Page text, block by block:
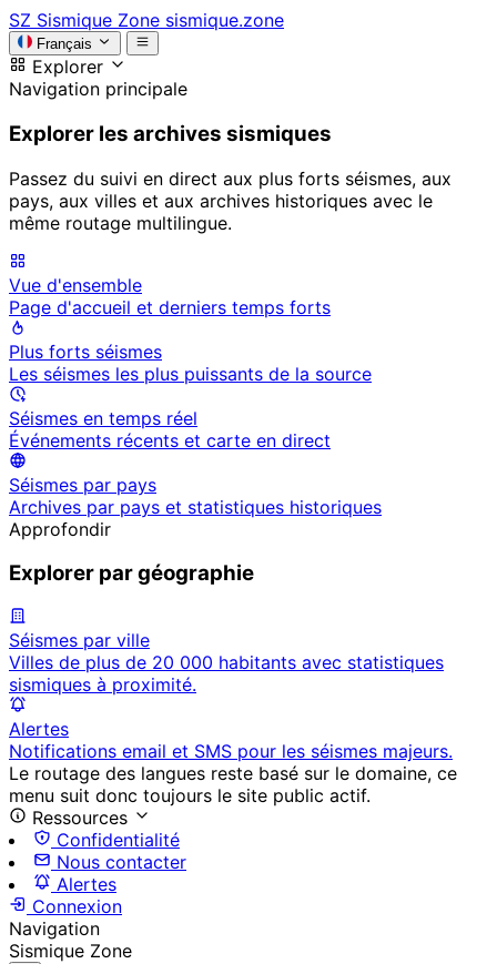
SZ Sismique Zone sismique.zone
Français
Explorer
Navigation principale
Explorer les archives sismiques
Passez du suivi en direct aux plus forts séismes, aux
pays, aux villes et aux archives historiques avec le
même routage multilingue.
Vue d'ensemble
Page d'accueil et derniers temps forts
Plus forts séismes
Les séismes les plus puissants de la source
Séismes en temps réel
Événements récents et carte en direct
Séismes par pays
Archives par pays et statistiques historiques
Approfondir
Explorer par géographie
Séismes par ville
Villes de plus de 20 000 habitants avec statistiques
sismiques à proximité.
Alertes
Notifications email et SMS pour les séismes majeurs.
Le routage des langues reste basé sur le domaine, ce
menu suit donc toujours le site public actif.
Ressources
Confidentialité
Nous contacter
Alertes
Connexion
Navigation
Sismique Zone